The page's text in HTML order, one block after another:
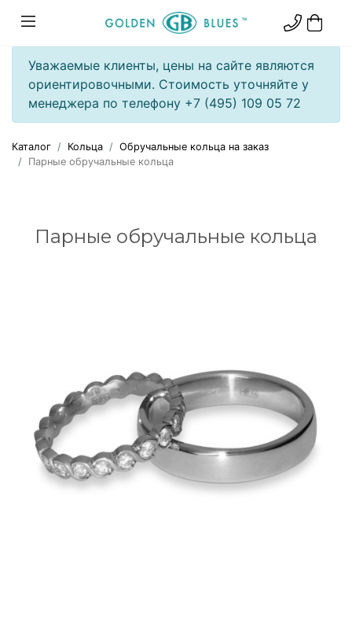
Уважаемые клиенты, цены на сайте являются
ориентировочными. Стоимость уточняйте у
менеджера по телефону +7 (495) 109 05 72
Каталог Кольца
Обручальные кольца на заказ
Парные обручальные кольца
Парные обручальные кольца